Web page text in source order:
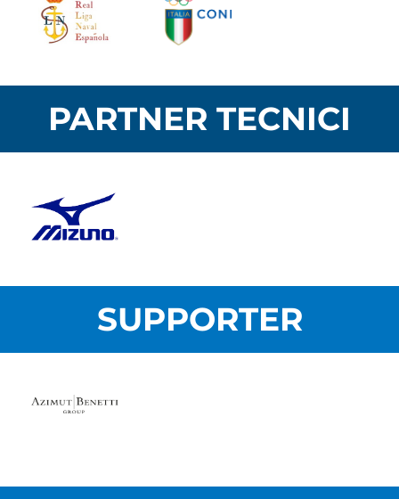
PARTNER TECNICI
SUPPORTER